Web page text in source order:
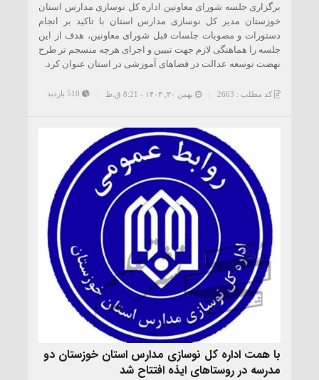
برگزاری جلسه شورای معاونین اداره کل نوسازی مدارس استان
خوزستان مدیر کل نوسازی مدارس استان با تاکید بر انجام
دستورات و مصوبات جلسات قبل شورای معاونین، هدف از این
جلسه را هماهنگی لازم جهت تبیین و اجرای هرچه منسجم تر طرح
نهضت توسعه عدالت در فضاهای آموزشی در استان عنوان کرد.
کد مطلب : 2663 بهمن ۳۰, ۱۴۰۳ - 8:21 ق.ظ
با همت اداره کل نوسازی مدارس استان خوزستان دو
مدرسه در روستاهای ایذه افتتاح شد